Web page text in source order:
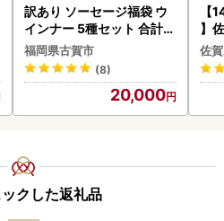
訳あり ソーセージ福袋 ウ
インナー 5種セット 合計4.
5kg ソーセージ
福岡県古賀市
(8)
20,000
【
】
2
佐
クした返礼品